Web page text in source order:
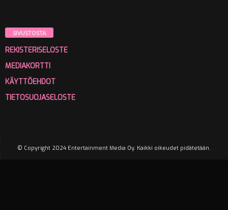
SIVUSTOSTA
REKISTERISELOSTE
MEDIAKORTTI
KÄYTTÖEHDOT
TIETOSUOJASELOSTE
© Copyright 2024 Entertainment Media Oy. Kaikki oikeudet pidätetään.